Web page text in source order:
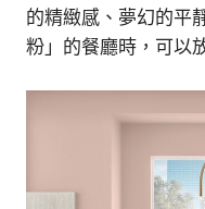
的精緻感、夢幻的平
粉」的餐廳時，可以